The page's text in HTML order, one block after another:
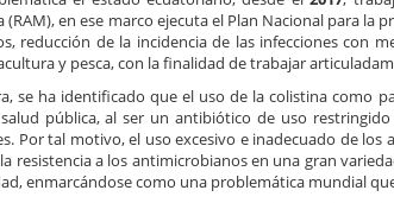
en ese marco ejecuta el Plan Nacional para
reducción de la incidencia de las infecciones con
y pesca, con la finalidad de trabajar
se ha identificado que el uso de la colistina como
pública, al ser un antibiótico de uso
Por tal motivo, el uso excesivo e inadecuado de
resistencia a los antimicrobianos en una gran
enmarcándose como una problemática mundial